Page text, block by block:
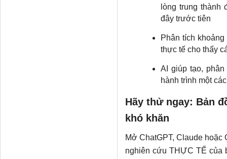
lòng trung
đây trước tiên
Phân tích
thực tế cho thấy
AI giúp tạo,
hành trình một
Hãy thử ngay: Bản
khó khăn
Mở ChatGPT, Claude hoặc
nghiên cứu THỰC TẾ của